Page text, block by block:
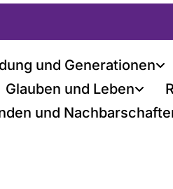
und Generationen
Glauben und Leben
und